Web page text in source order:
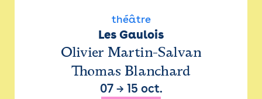
théâtre
Les Gaulois
Olivier Martin-Salvan
Thomas Blanchard
07→ 15 oct.